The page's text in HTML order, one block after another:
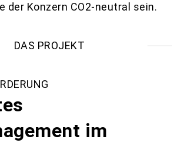
der Konzern CO2-neutral sein.
DAS PROJEKT
im